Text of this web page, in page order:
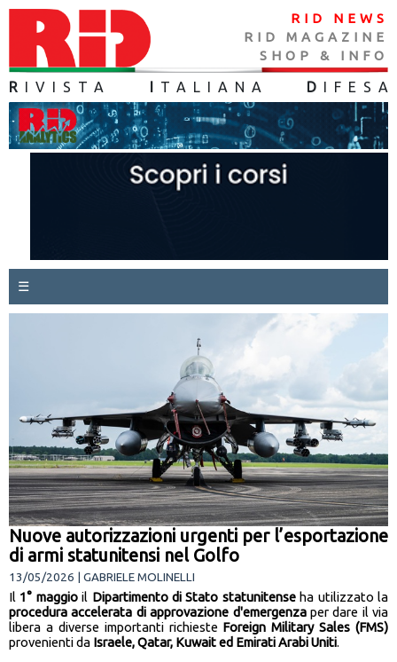
RID NEWS
RID MAGAZINE
SHOP & INFO
R IVISTA TALIANA D IFES A
☰
Nuove autorizzazioni urgenti per l’esportazione
di armi statunitensi nel Golfo
13/05/2026 | GABRIELE MOLINELLI
Il 1° maggioil Dipartimento di Stato statunitenseha utilizzato la
procedura accelerata di approvazione d'emergenzaper dare il via
libera a diverse importanti richieste Foreign Military Sales (FMS)
provenienti da Israele, Qatar, Kuwait ed Emirati Arabi Uniti.